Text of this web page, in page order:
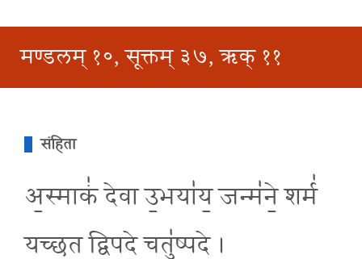
मण्डलम् १०, सूक्तम् ३७, ऋक् ११
संहिता
अ॒स्माकं॑ देवा उ॒भया॑य॒ जन्म॑ने॒ शर्म॑
यच्छत द्वि॒पदे॒ चतु॑ष्पदे ।